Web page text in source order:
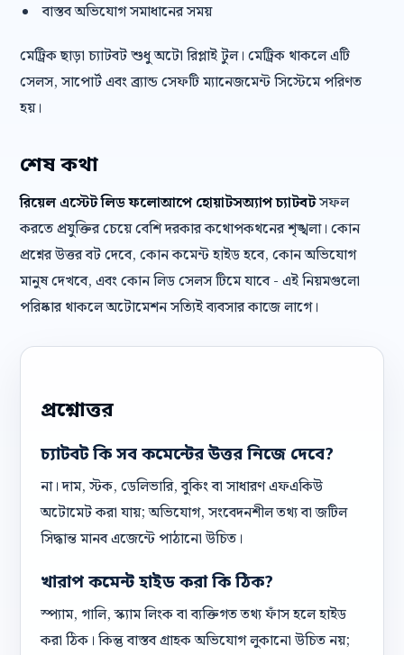
বাস্তব অভিযোগ সমাধানের সময়
মেট্রিক ছাড়া চ্যাটবট শুধু অটো রিপ্লাই টুল। মেট্রিক থাকলে এটি
সেলস, সাপোর্ট এবং ব্র্যান্ড সেফটি ম্যানেজমেন্ট সিস্টেমে পরিণত
হয়।
শেষ কথা
রিয়েল এস্টেট লিড ফলোআপে হোয়াটসঅ্যাপ চ্যাটবটসফল
করতে প্রযুক্তির চেয়ে বেশি দরকার কথোপকথনের শৃঙ্খলা। কোন
প্রশ্নের উত্তর বট দেবে, কোন কমেন্ট হাইড হবে, কোন অভিযোগ
মানুষ দেখবে, এবং কোন লিড সেলস টিমে যাবে - এই নিয়মগুলো
পরিষ্কার থাকলে অটোমেশন সত্যিই ব্যবসার কাজে লাগে।
প্রশ্নোত্তর
চ্যাটবট কি সব কমেন্টের উত্তর নিজে দেবে?
না। দাম, স্টক, ডেলিভারি, বুকিং বা সাধারণ এফএকিউ
অটোমেট করা যায়; অভিযোগ, সংবেদনশীল তথ্য বা জটিল
সিদ্ধান্ত মানব এজেন্টে পাঠানো উচিত।
খারাপ কমেন্ট হাইড করা কি ঠিক?
স্প্যাম, গালি, স্ক্যাম লিংক বা ব্যক্তিগত তথ্য ফাঁস হলে হাইড
করা ঠিক। কিন্তু বাস্তব গ্রাহক অভিযোগ লুকানো উচিত নয়;